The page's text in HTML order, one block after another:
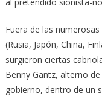
Fuera de las
(Rusia, Japón, China,
surgieron ciertas
Benny Gantz, alterno
gobierno, dentro de un